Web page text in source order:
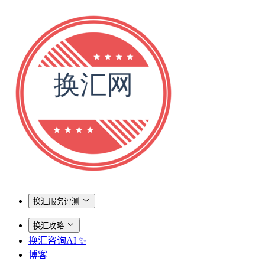
换汇服务评测
换汇攻略
换汇咨询AI ✨
博客